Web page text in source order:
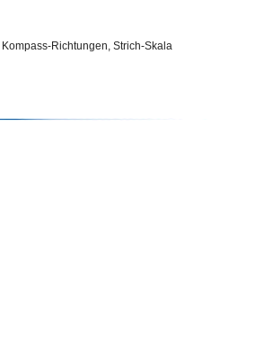
, Kompass-Richtungen, Strich-Skala